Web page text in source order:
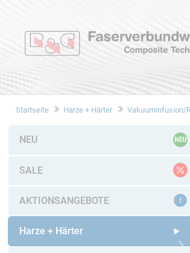
Startseite Harze + Härter Vakuuminfusion/
NEU
SALE
AKTIONSANGEBOTE
Harze + Härter